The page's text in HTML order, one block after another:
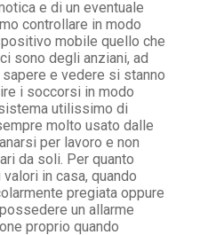
e di un eventuale
controllare in modo
mobile quello che
sono degli anziani, ad
e vedere si stanno
i soccorsi in modo
utilissimo di
molto usato dalle
per lavoro e non
da soli. Per quanto
in casa, quando
pregiata oppure
un allarme
proprio quando